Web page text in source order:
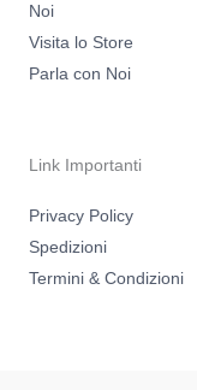
Noi
Visita lo Store
Parla con Noi
Link Importanti
Privacy Policy
Spedizioni
Termini & Condizioni